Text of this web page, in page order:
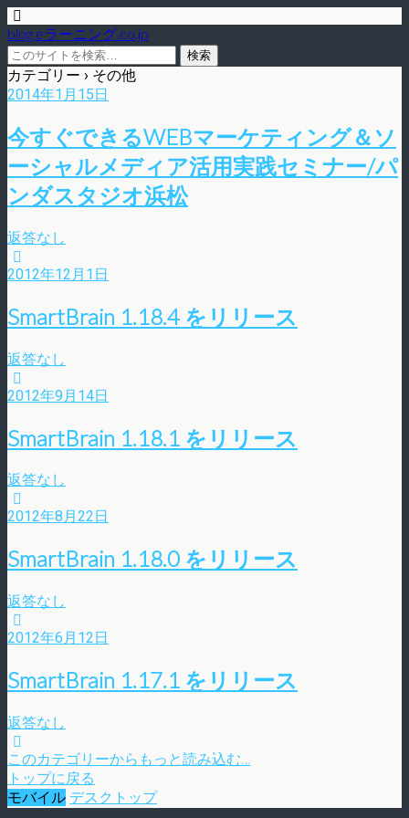
blog.eラーニング.co.jp
カテゴリー › その他
2014年1月15日
今すぐできるWEBマーケティング＆ソ
ーシャルメディア活用実践セミナー/パ
ンダスタジオ浜松
返答なし
2012年12月1日
SmartBrain 1.18.4 をリリース
返答なし
2012年9月14日
SmartBrain 1.18.1 をリリース
返答なし
2012年8月22日
SmartBrain 1.18.0 をリリース
返答なし
2012年6月12日
SmartBrain 1.17.1 をリリース
返答なし
このカテゴリーからもっと読み込む…
トップに戻る
モバイル デスクトップ